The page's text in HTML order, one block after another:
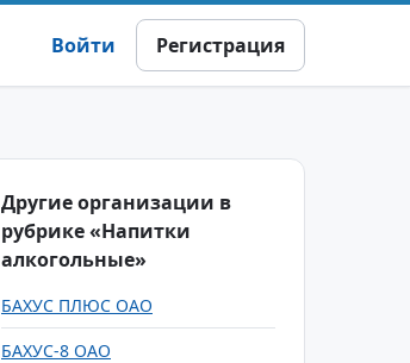
Войти Регистрация
Другие организации в
рубрике «Напитки
алкогольные»
БАХУС ПЛЮС ОАО
БАХУС-8 ОАО